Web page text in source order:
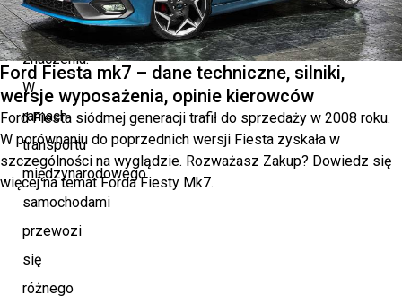
większym
znaczeniu.
W
ramach
transportu
międzynarodowego
samochodami
przewozi
się
różnego
Ford Fiesta mk7 – dane techniczne, silniki,
wersje wyposażenia, opinie kierowców
Ford Fiesta siódmej generacji trafił do sprzedaży w 2008 roku.
W porównaniu do poprzednich wersji Fiesta zyskała w
szczególności na wyglądzie. Rozważasz Zakup? Dowiedz się
więcej na temat Forda Fiesty Mk7.